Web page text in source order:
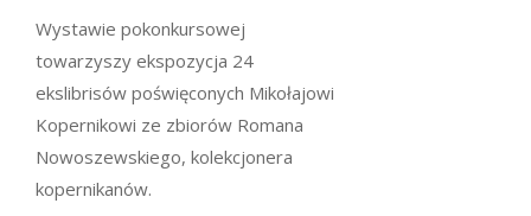
Wystawie pokonkursowej
towarzyszy ekspozycja 24
ekslibrisów poświęconych Mikołajowi
Kopernikowi ze zbiorów Romana
Nowoszewskiego, kolekcjonera
kopernikanów.